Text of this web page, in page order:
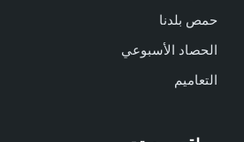
حمص بلدنا
الحصاد الأسبوعي
التعاميم